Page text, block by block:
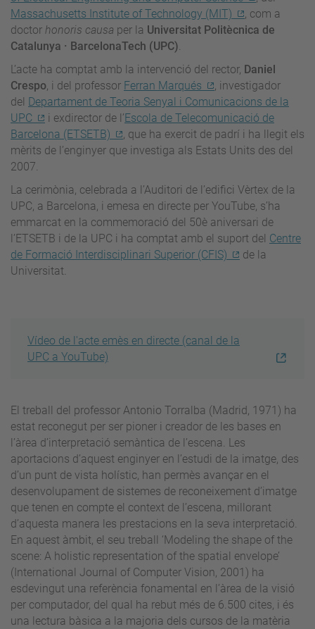
Massachusetts Institute of Technology (MIT)
, com a
doctor honoris causa per la Universitat Politècnica de
Catalunya · BarcelonaTech (UPC)
L’acte ha comptat amb la intervenció del rector, Daniel
Crespo , i del professor Ferran Marqués
, investigador
del Departament de Teoria Senyal i Comunicacions de la
UPC
i exdirector de l’Escola de Telecomunicació de
Barcelona (ETSETB)
, que ha exercit de padrí i ha llegit els
mèrits de l’enginyer que investiga als Estats Units des del
2007.
La cerimònia, celebrada a l’Auditori de l’edifici Vèrtex de la
UPC, a Barcelona, i emesa en directe per YouTube, s’ha
emmarcat en la commemoració del 50è aniversari de
l’ETSETB i de la UPC i ha comptat amb el suport del Centre
de Formació Interdisciplinari Superior (CFIS)
de la
Universitat.
Vídeo de l'acte emès en directe (canal de la
UPC a YouTube)
El treball del professor Antonio Torralba (Madrid, 1971) ha
estat reconegut per ser pioner i creador de les bases en
l’àrea d’interpretació semàntica de l’escena. Les
aportacions d’aquest enginyer en l’estudi de la imatge, des
d’un punt de vista holístic, han permès avançar en el
desenvolupament de sistemes de reconeixement d’imatge
que tenen en compte el context de l’escena, millorant
d’aquesta manera les prestacions en la seva interpretació.
En aquest àmbit, el seu treball ‘Modeling the shape of the
scene: A holistic representation of the spatial envelope’
(International Journal of Computer Vision, 2001) ha
esdevingut una referència fonamental en l’àrea de la visió
per computador, del qual ha rebut més de 6.500 cites, i és
una lectura bàsica a la majoria dels cursos de la matèria